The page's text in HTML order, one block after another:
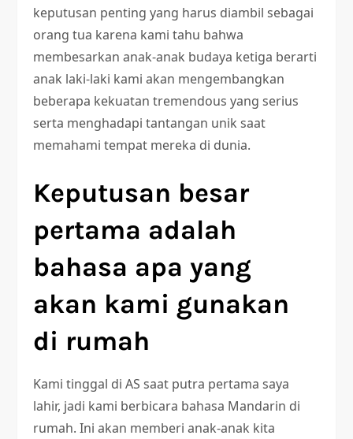
keputusan penting yang harus diambil sebagai
orang tua karena kami tahu bahwa
membesarkan anak-anak budaya ketiga berarti
anak laki-laki kami akan mengembangkan
beberapa kekuatan tremendous yang serius
serta menghadapi tantangan unik saat
memahami tempat mereka di dunia.
Keputusan besar
pertama adalah
bahasa apa yang
akan kami gunakan
di rumah
Kami tinggal di AS saat putra pertama saya
lahir, jadi kami berbicara bahasa Mandarin di
rumah. Ini akan memberi anak-anak kita